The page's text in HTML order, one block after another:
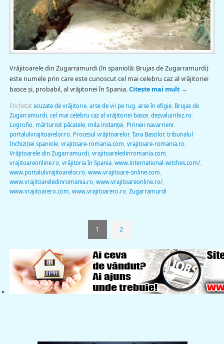
Vrăjitoarele din Zugarramurdi (în spaniolă: Brujas de Zugarramurdi)
este numele prin care este cunoscut cel mai celebru caz al vrăjitoriei
basce și, probabil, al vrăjitoriei în Spania.Citește mai mult →
Etichetat acuzate de vrăjitorie, arse de vii pe rug arse în efigie, Brujas de
Zugarramurdi cel mai celebru caz al vrăjitoriei basce, dezvaluiribiz.ro,
Logroño, mărturisit păcatele, mila instanței Pirineii navarrieni
portalulvrajitoarelor.ro, Procesul vrăjitoarelor, Ţara Bascilor, tribunalul
Inchiziției spaniole, vrajitoare-romania.com vrajitoare-romania.ro,
Vrăjitoarele din Zugarramurdi vrajitoareledinromania.com
vrajitoareonline.ro, vrăjitoria în Spania, www.international-witches.com/,
www.portalulvrajitoarelor.ro, www.vrajitoare-online.com
www.vrajitoareledinromania.ro, www.vrajitoareonline.ro/,
www.vrajitoarero.com www.vrajitoarero.ro, Zugarramurdi
1 2